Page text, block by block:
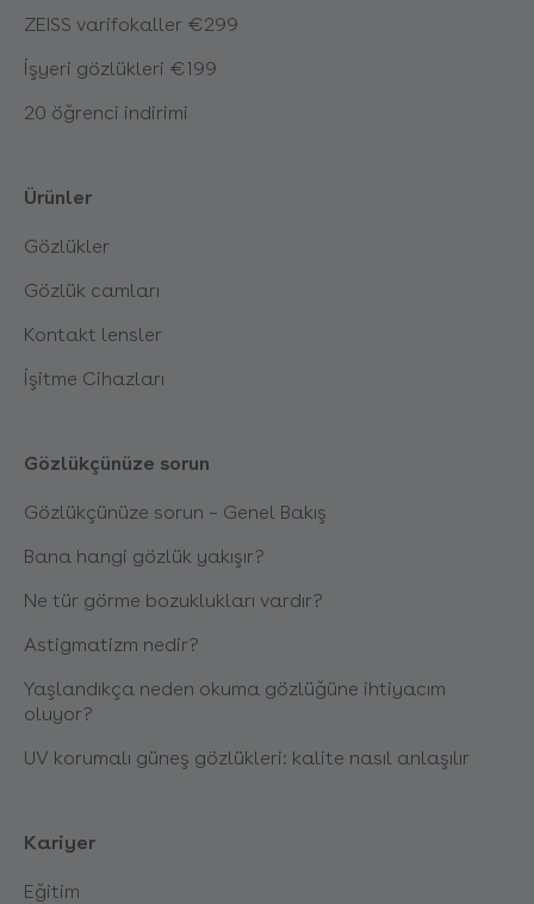
ZEISS varifokaller €299
İşyeri gözlükleri €199
20 öğrenci indirimi
Ürünler
Gözlükler
Gözlük camları
Kontakt lensler
İşitme Cihazları
Gözlükçünüze sorun
Gözlükçünüze sorun – Genel Bakış
Bana hangi gözlük yakışır?
Ne tür görme bozuklukları vardır?
Astigmatizm nedir?
Yaşlandıkça neden okuma gözlüğüne ihtiyacım
oluyor?
UV korumalı güneş gözlükleri: kalite nasıl anlaşılır
Kariyer
Eğitim